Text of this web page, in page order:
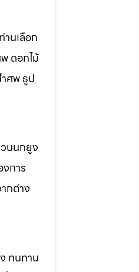
นเลือก
ดอกไม้
ศพ ธูป
นนกยูง
การ
กต่าง
ทนทาน